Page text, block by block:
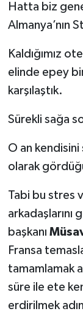
Hatta biz
Almanya’nın
Kaldığımız
elinde epey
karşılaştık.
Sürekli sağa
O an
olarak
Tabi bu stres
arkadaşlarını
başkanı
Fransa
tamamlamak
süre ile ete
erdirilmek